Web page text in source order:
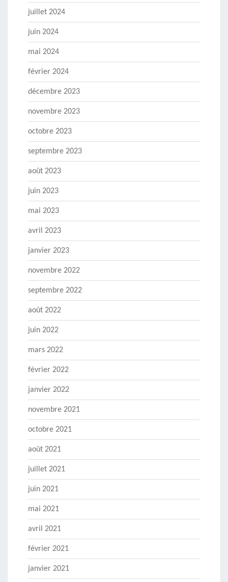
juillet 2024
juin 2024
mai 2024
février 2024
décembre 2023
novembre 2023
octobre 2023
septembre 2023
août 2023
juin 2023
mai 2023
avril 2023
janvier 2023
novembre 2022
septembre 2022
août 2022
juin 2022
mars 2022
février 2022
janvier 2022
novembre 2021
octobre 2021
août 2021
juillet 2021
juin 2021
mai 2021
avril 2021
février 2021
janvier 2021